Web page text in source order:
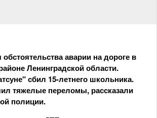
аварии на дороге в
Ленинградской области.
сбил 15-летнего школьника.
тяжелые переломы, рассказали
полиции.